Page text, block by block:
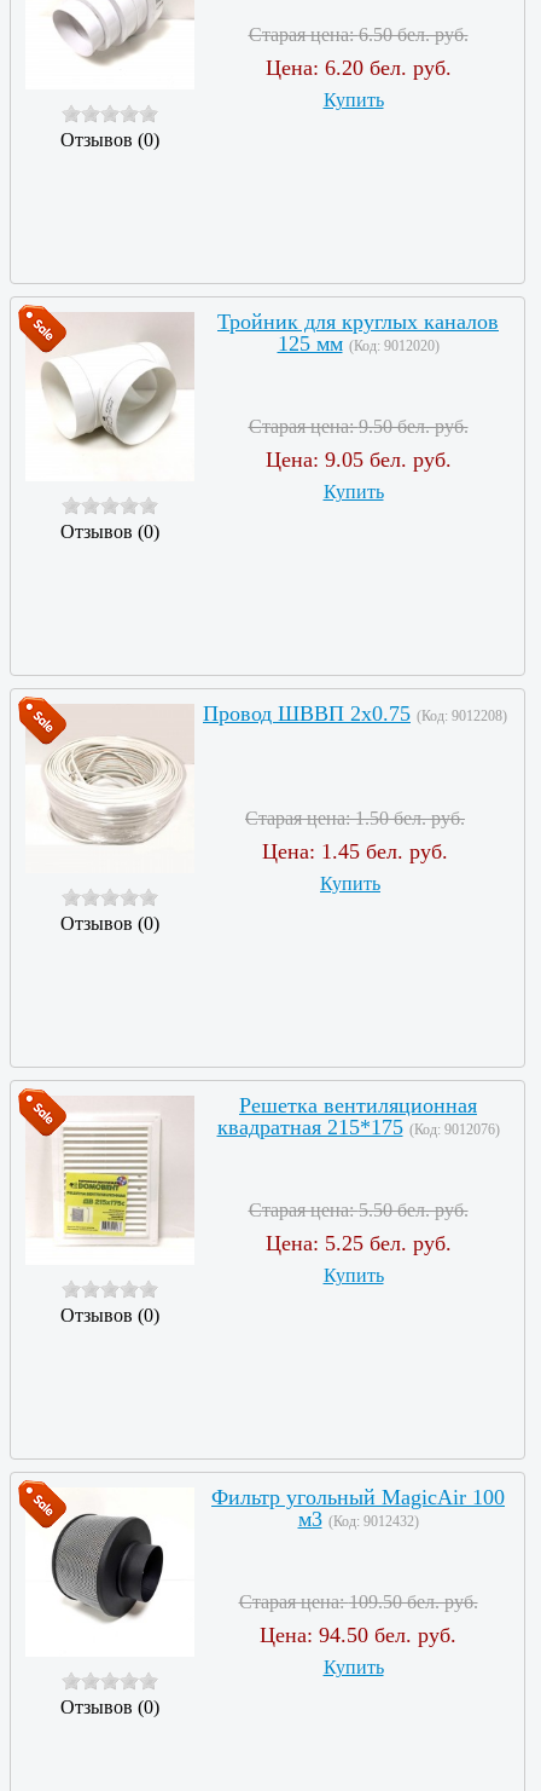
Отзывов (0)
Старая цена:6.50 бел. руб.
Цена: 6.20 бел. руб.
Купить
Отзывов (0)
Тройник для круглых каналов
125 мм (Код: 9012020)
Старая цена:9.50 бел. руб.
Цена: 9.05 бел. руб.
Купить
Отзывов (0)
Провод ШВВП 2х0.75 (Код: 9012208)
Старая цена:1.50 бел. руб.
Цена: 1.45 бел. руб.
Купить
Отзывов (0)
Решетка вентиляционная
квадратная 215*175 (Код: 9012076)
Старая цена:5.50 бел. руб.
Цена: 5.25 бел. руб.
Купить
Отзывов (0)
Фильтр угольный MagicAir 100
м3 (Код: 9012432)
Старая цена:109.50 бел. руб.
Цена: 94.50 бел. руб.
Купить